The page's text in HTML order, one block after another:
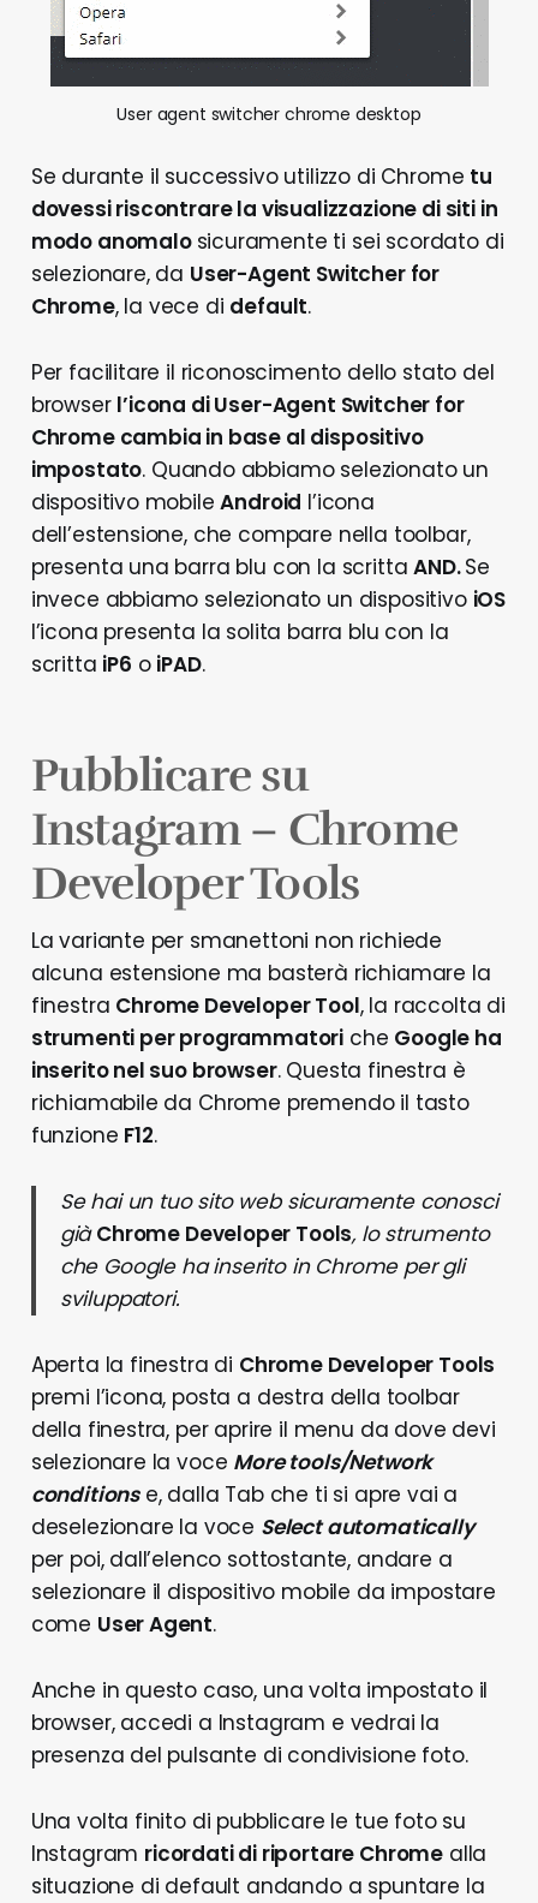
User agent switcher chrome desktop
Se durante il successivo utilizzo di Chrome tu
dovessi riscontrare la visualizzazione di siti in
modo anomalo sicuramente ti sei scordato di
selezionare, da User-Agent Switcher for
Chrome, la vece di default.
Per facilitare il riconoscimento dello stato del
browser l’icona di User-Agent Switcher for
Chrome cambia in base al dispositivo
impostato. Quando abbiamo selezionato un
dispositivo mobileAndroid l’icona
dell’estensione, che compare nella toolbar,
presenta una barra blu con la scrittaAND.Se
invece abbiamo selezionato un dispositivo iOS
l’icona presenta la solita barra blu con la
scritta iP6 o iPAD.
Pubblicare su
Instagram – Chrome
Developer Tools
La variante per smanettoni non richiede
alcuna estensione ma basterà richiamare la
finestra Chrome Developer Tool, la raccolta di
strumenti per programmatori che Google ha
inserito nel suo browser. Questa finestra è
richiamabile da Chrome premendo il tasto
funzione F12.
Se hai un tuo sito web sicuramente conosci
giàChrome Developer Tools, lo strumento
che Google ha inserito in Chrome per gli
sviluppatori.
Aperta la finestra di Chrome Developer Tools
premi l’icona, posta a destra della toolbar
della finestra, per aprire il menu da dove devi
selezionare la voce More tools/Network
conditionse, dalla Tab che ti si apre vai a
deselezionare la voce Select automatically
per poi, dall’elenco sottostante, andare a
selezionare il dispositivo mobile da impostare
come User Agent.
Anche in questo caso, una volta impostato il
browser, accedi a Instagram e vedrai la
presenza del pulsante di condivisione foto.
Una volta finito di pubblicare le tue foto su
Instagram ricordati di riportare Chrome alla
situazione di default andando a spuntare la